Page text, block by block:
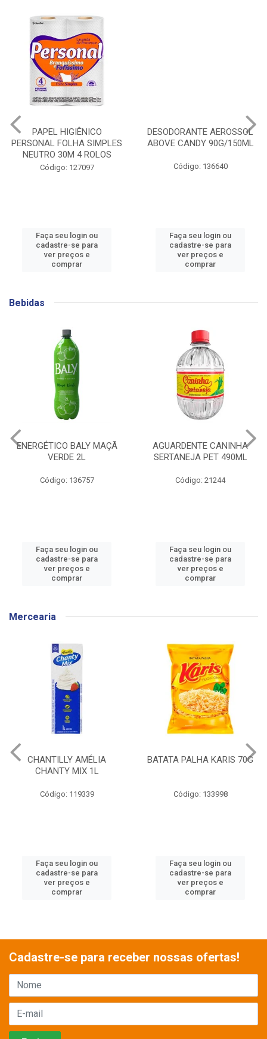
PAPEL HIGIÊNICO
PERSONAL FOLHA SIMPLES
NEUTRO 30M 4 ROLOS
Código: 127097
Faça seu login ou
cadastre-se para
ver preços e
comprar
DESODORANTE AEROSSOL
ABOVE CANDY 90G/150ML
Código: 136640
Faça seu login ou
cadastre-se para
ver preços e
comprar
Bebidas
AGUARDENTE CANINHA
SERTANEJA PET 490ML
Código: 21244
Faça seu login ou
cadastre-se para
ver preços e
comprar
GIN BEEFEATER
BLACKBERRY 700ML
Código: 141753
Faça seu login ou
cadastre-se para
ver preços e
comprar
Mercearia
BATATA PALHA KARIS 70G
Código: 133998
Faça seu login ou
cadastre-se para
ver preços e
comprar
CEREAL MATINAL
Código: 136304
Faça seu login ou
cadastre-se para
ver preços e
comprar
Cadastre-se para receber nossas ofertas!